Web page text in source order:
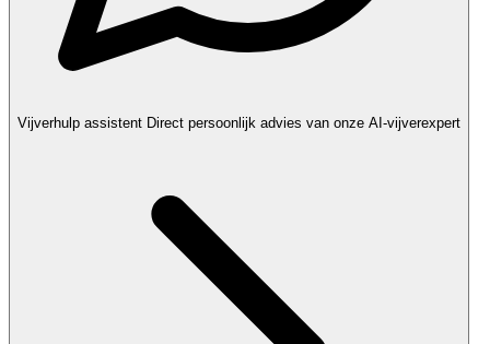
Vijverhulp assistent Direct persoonlijk advies van onze AI-vijverexpert